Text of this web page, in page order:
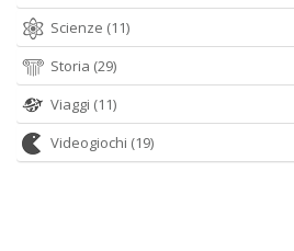
Scienze (11)
Storia (29)
Viaggi (11)
Videogiochi (19)